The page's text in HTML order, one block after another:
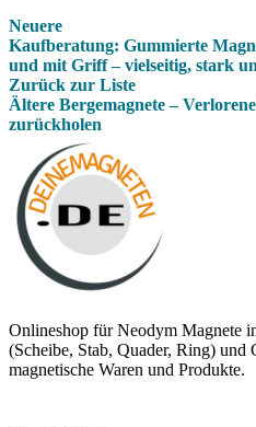
Neuere
Kaufberatung: Gummierte
und mit Griff – vielseitig, stark
Zurück zur Liste
Ältere Bergemagnete –
zurückholen
Onlineshop für Neodym Magnete
(Scheibe, Stab, Quader, Ring) und
magnetische Waren und Produkte.